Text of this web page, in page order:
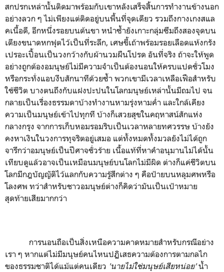
สกปรกเหล่านั้นติดมาพร้อมกับเขาหลังเสร็จสิ้นการทำงานข้างนอก
อย่างลวก ๆ ไม่เพียงแต่ติดอยู่บนพื้นที่จุดเดียว รวมถึงกางเกงสแล
คเนื้อดี, อีกหนึ่งรอยบนต้นขา หนำซ้ำยังเกาะกลุ่มซึมถึงสองจุดบน
เตียงขนาดหกฟุตไว้เป็นที่ระลึก, เศษขี้เถ้าพร้อมรอยเลือดแห้งกรัง
เปรอะเปื้อนเป็นวงกว้างกับผ้านวมผืนโปรด อันที่จริง ถ้าจะให้พูด
อย่างถูกต้องอมนุษย์ไม่มีความจำเป็นต้องนอนให้ครบแปดชั่วโมง
หรือกระทั่งแอบงีบสักนาทีด้วยซ้ำ พวกเขามีเวลาเหลือเฟือสำหรับ
ใช้ชีวิต บางตนถึงกับแฝงปะปนในโลกมนุษย์เหล่านั้นมีถมไป จน
กลายเป็นเรื่องธรรมดาบ้างทำงานหามรุ่งหามค่ำ และใกล้เคียง
ความเป็นมนุษย์เข้าไปทุกที บ้างก็เสวยสุขในคฤหาสน์สักแห่ง
กลางกรุง จากการเก็บหอมรอมริบเป็นเวลาหลายทศวรรษ บ้างยัง
คงหาเงินในวงการทุจริตอยู่เสมอ แต่ทั้งหมดทั้งมวลยังไม่ได้ถูก
จารึกว่าอมนุษย์เป็นปีศาจชั่วร้าย เนื้อแท้ที่หาคำอนุมานไม่ได้นั้น
เทียบดูแล้วอาจเป็นเหมือนมนุษย์บนโลกไม่มีผิด ต่างก็แค่ชีวิตบน
โลกมีกฎบัญญัติไว้แลกกับความรู้สึกต่าง ๆ คือป้ายบนหลุมศพหรือ
โลงศพ ทว่าสำหรับชาวอมนุษย์ต่างก็คิดว่ามันเป็นเป้าหมาย
สุดท้ายเสียมากกว่า
การนอนถือเป็นสิ่งเหนือความคาดหมายสำหรับกรณีอย่าง
เรา ๆ หากแต่ไม่มีมนุษย์คนไหนปฏิเสธความต้องการตามกลไก
ของธรรมชาติได้แม้แต่คนเดียว 'นายไม่ใช่มนุษย์เสียหน่อย' น้ำ